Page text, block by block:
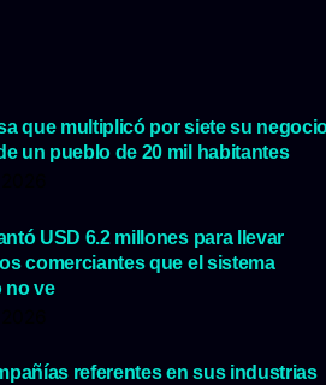
que multiplicó por siete su
un pueblo de 20 mil habitantes
USD 6.2 millones para llevar
comerciantes que el sistema
no ve
referentes en sus industrias